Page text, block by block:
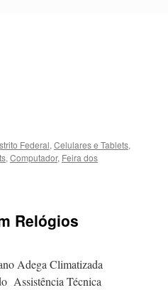
Federal, Celulares e Tablets,
, Computador, Feira dos
Relógios
Adega Climatizada
Assistência Técnica